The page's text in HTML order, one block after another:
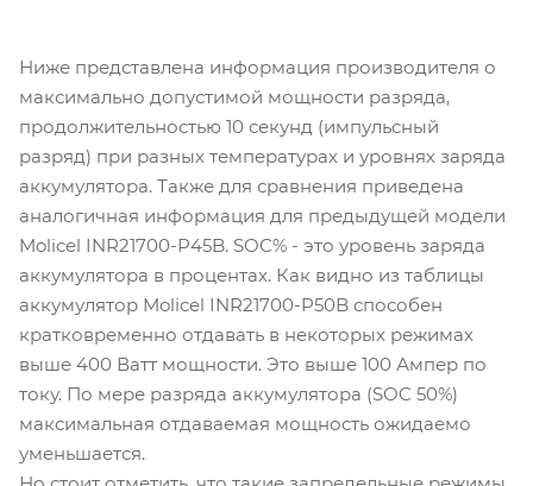
Ниже представлена информация производителя о
максимально допустимой мощности разряда,
продолжительностью 10 секунд (импульсный
разряд) при разных температурах и уровнях заряда
аккумулятора. Также для сравнения приведена
аналогичная информация для предыдущей модели
Molicel INR21700-P45B. SOC% - это уровень заряда
аккумулятора в процентах. Как видно из таблицы
аккумулятор Molicel INR21700-P50B способен
кратковременно отдавать в некоторых режимах
выше 400 Ватт мощности. Это выше 100 Ампер по
току. По мере разряда аккумулятора (SOC 50%)
максимальная отдаваемая мощность ожидаемо
уменьшается.